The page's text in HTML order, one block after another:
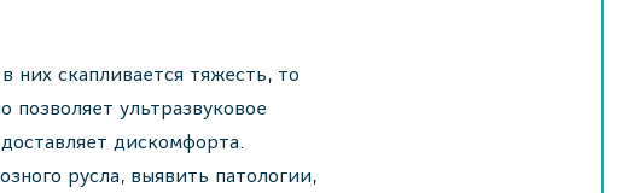
них скапливается тяжесть, то
ультразвуковое
дискомфорта.
русла, выявить патологии,